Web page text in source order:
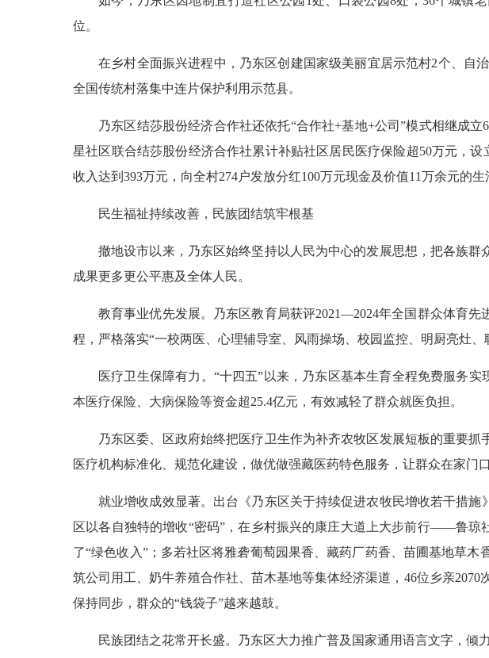
位。
在乡村全面振兴进程中，乃东区创建国家级美丽宜居示范村2个、自
全国传统村落集中连片保护利用示范县。
乃东区结莎股份经济合作社还依托“合作社+基地+公司”模式相继成
星社区联合结莎股份经济合作社累计补贴社区居民医疗保险超50万元，
收入达到393万元，向全村274户发放分红100万元现金及价值11万余元的生
民生福祉持续改善，民族团结筑牢根基
撤地设市以来，乃东区始终坚持以人民为中心的发展思想，把各族
成果更多更公平惠及全体人民。
教育事业优先发展。乃东区教育局获评2021—2024年全国群众体育
程，严格落实“一校两医、心理辅导室、风雨操场、校园监控、明厨亮灶
医疗卫生保障有力。“十四五”以来，乃东区基本生育全程免费服务
本医疗保险、大病保险等资金超25.4亿元，有效减轻了群众就医负担。
乃东区委、区政府始终把医疗卫生作为补齐农牧区发展短板的重要
医疗机构标准化、规范化建设，做优做强藏医药特色服务，让群众在家门
就业增收成效显著。出台《乃东区关于持续促进农牧民增收若干措
区以各自独特的增收“密码”，在乡村振兴的康庄大道上大步前行——鲁琼
了“绿色收入”；多若社区将雅砻葡萄园果香、藏药厂药香、苗圃基地草
筑公司用工、奶牛养殖合作社、苗木基地等集体经济渠道，46位乡亲
保持同步，群众的“钱袋子”越来越鼓。
民族团结之花常开长盛。乃东区大力推广普及国家通用语言文字，